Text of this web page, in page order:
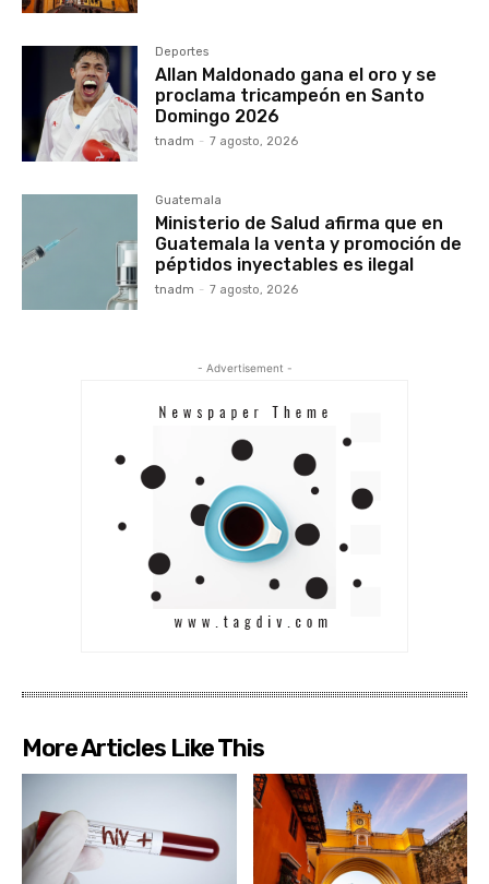
Deportes
Allan Maldonado gana el oro y se
proclama tricampeón en Santo
Domingo 2026
tnadm - 7 agosto, 2026
Guatemala
Ministerio de Salud afirma que en
Guatemala la venta y promoción de
péptidos inyectables es ilegal
tnadm - 7 agosto, 2026
- Advertisement -
More Articles Like This